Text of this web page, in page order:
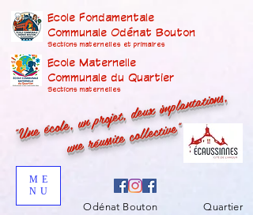
Ecole Fondamentale
Communale Odénat Bouton
Sections maternelles et primaires
Ecole Maternelle
Communale du Quartier
Sections maternelles
"Une école, un projet, deux implantations,
une réussite collective"
ME
NU
Odénat Bouton Quartier